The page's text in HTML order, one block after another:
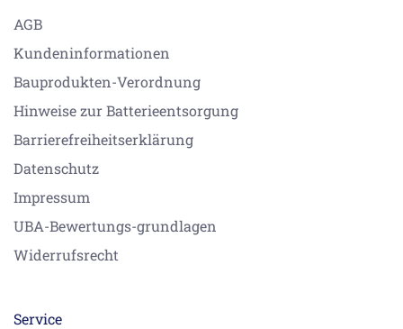
AGB
Kundeninformationen
Bauprodukten-Verordnung
Hinweise zur Batterieentsorgung
Barrierefreiheitserklärung
Datenschutz
Impressum
UBA-Bewertungs-grundlagen
Widerrufsrecht
Service